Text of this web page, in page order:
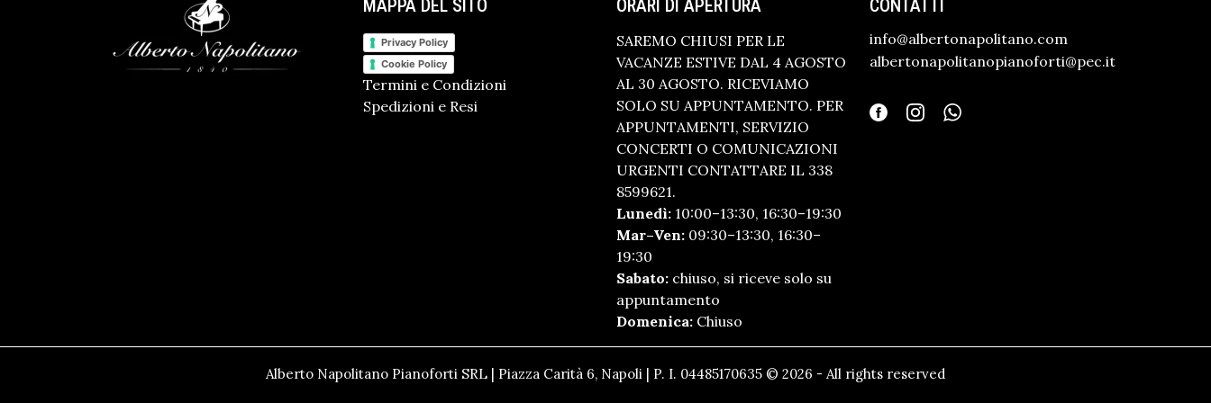
MAPPA DEL SITO
Privacy Policy
Cookie Policy
Termini e Condizioni
Spedizioni e Resi
ORARI DI APERTURA
SAREMO CHIUSI PER LE
VACANZE ESTIVE DAL 4 AGOSTO
AL 30 AGOSTO. RICEVIAMO
SOLO SU APPUNTAMENTO. PER
APPUNTAMENTI, SERVIZIO
CONCERTI O COMUNICAZIONI
URGENTI CONTATTARE IL 338
8599621.
Lunedì: 10:00–13:30, 16:30–19:30
Mar–Ven: 09:30–13:30, 16:30–
19:30
Sabato: chiuso, si riceve solo su
appuntamento
Domenica: Chiuso
CONTATTI
info@albertonapolitano.com
albertonapolitanopianoforti@pec.it
Alberto Napolitano Pianoforti SRL | Piazza Carità 6, Napoli | P. I. 04485170635 © 2026 - All rights reserved